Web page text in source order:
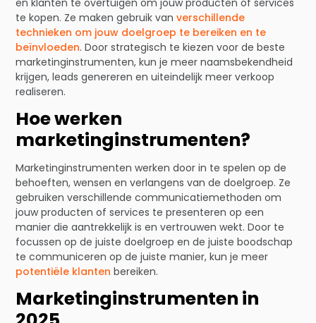
te kopen. Ze maken gebruik vanverschillende
technieken om jouw doelgroep te bereiken en te
beïnvloeden. Door strategisch te kiezen voor de beste
marketinginstrumenten, kun je meer naamsbekendheid
krijgen, leads genereren en uiteindelijk meer verkoop
realiseren.
Hoe werken
marketinginstrumenten?
Marketinginstrumenten werken door in te spelen op de
behoeften, wensen en verlangens van de doelgroep. Ze
gebruiken verschillende communicatiemethoden om
jouw producten of services te presenteren op een
manier die aantrekkelijk is en vertrouwen wekt. Door te
focussen op de juiste doelgroep en de juiste boodschap
te communiceren op de juiste manier, kun je meer
potentiële klanten bereiken.
Marketinginstrumenten in